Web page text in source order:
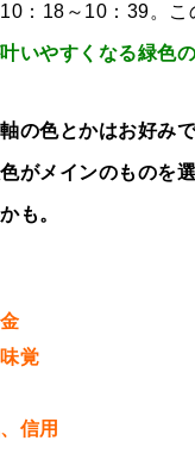
：18～10：39。こ
いやすくなる緑色
の色とかはお好み
がメインのものを
も。
覚
信用